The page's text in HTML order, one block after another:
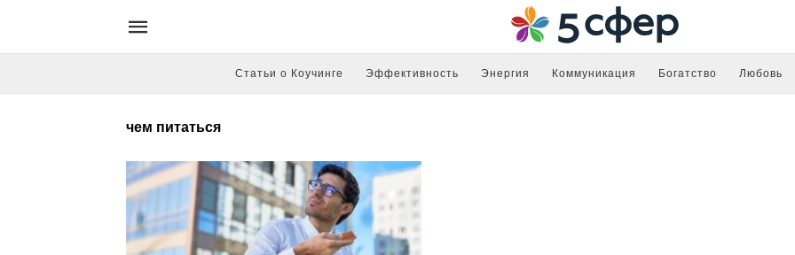
Статьи о Коучинге Эффективность Энергия Коммуникация Богатство Любовь
чем питаться